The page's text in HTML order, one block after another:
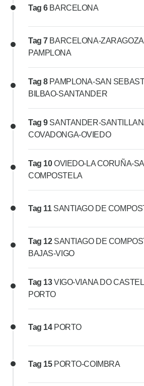
Tag 6 BARCELONA
Tag 7 BARCELONA-
PAMPLONA
Tag 8 PAMPLONA-SAN
BILBAO-SANTANDER
Tag 9 SANTANDER-
COVADONGA-OVIEDO
Tag 10OVIEDO-LA CORUÑA-
COMPOSTELA
Tag 11 SANTIAGO DE
Tag 12 SANTIAGO DE
BAJAS-VIGO
Tag 13VIGO-VIANA DO
PORTO
Tag 14 PORTO
Tag 15 PORTO-COIMBRA